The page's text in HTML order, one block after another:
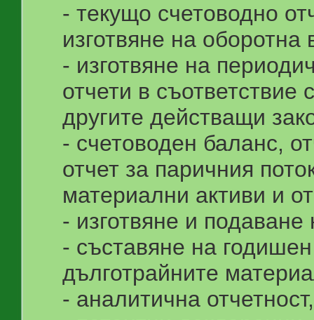
- текущо счетоводно
изготвяне на оборотна
- изготвяне на
отчети в съответствие
другите действащи
- счетоводен баланс,
отчет за паричния
материални активи и
- изготвяне и
- съставяне на
дълготрайните
- аналитична